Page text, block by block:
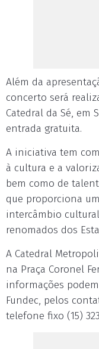
Além da
concerto será
Catedral da Sé, em
entrada gratuita.
A iniciativa tem
à cultura e a
bem como de
que proporciona
intercâmbio
renomados dos
A Catedral
na Praça Coronel
informações
Fundec, pelos
telefone fixo (15)